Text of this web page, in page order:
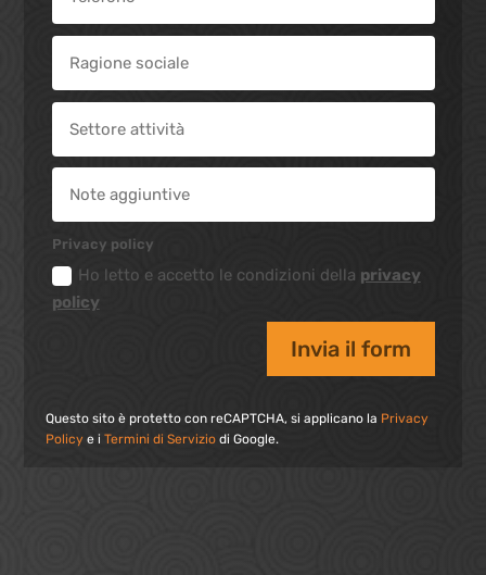
Privacy policy
Ho letto e accetto le condizioni della privacy
policy
Invia il form
Questo sito è protetto con reCAPTCHA, si applicano la Privacy
Policy e iTermini di Servizio di Google.